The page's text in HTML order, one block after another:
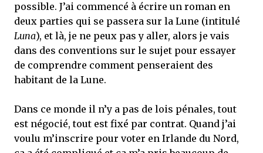
possible. J’ai commencé à écrire un roman en
deux parties qui se passera sur la Lune (intitulé
Luna), et là, je ne peux pas y aller, alors je vais
dans des conventions sur le sujet pour essayer
de comprendre comment penseraient des
habitant de la Lune.
Dans ce monde il n’y a pas de lois pénales, tout
est négocié, tout est fixé par contrat. Quand j’ai
voulu m’inscrire pour voter en Irlande du Nord,